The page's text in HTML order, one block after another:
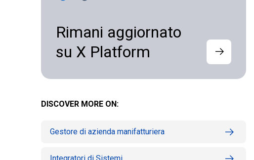
Rimani aggiornato
su X Platform
DISCOVER MORE ON:
Gestore di azienda manifatturiera